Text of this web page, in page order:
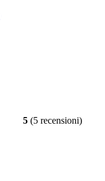
5 (5 recensioni)